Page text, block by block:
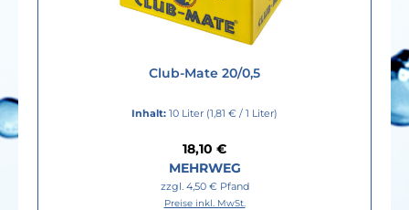
Club-Mate 20/0,5
Inhalt: 10 Liter (1,81 € / 1 Liter)
Regulärer Preis:
18,10 €
MEHRWEG
zzgl. 4,50 € Pfand
Preise inkl. MwSt.